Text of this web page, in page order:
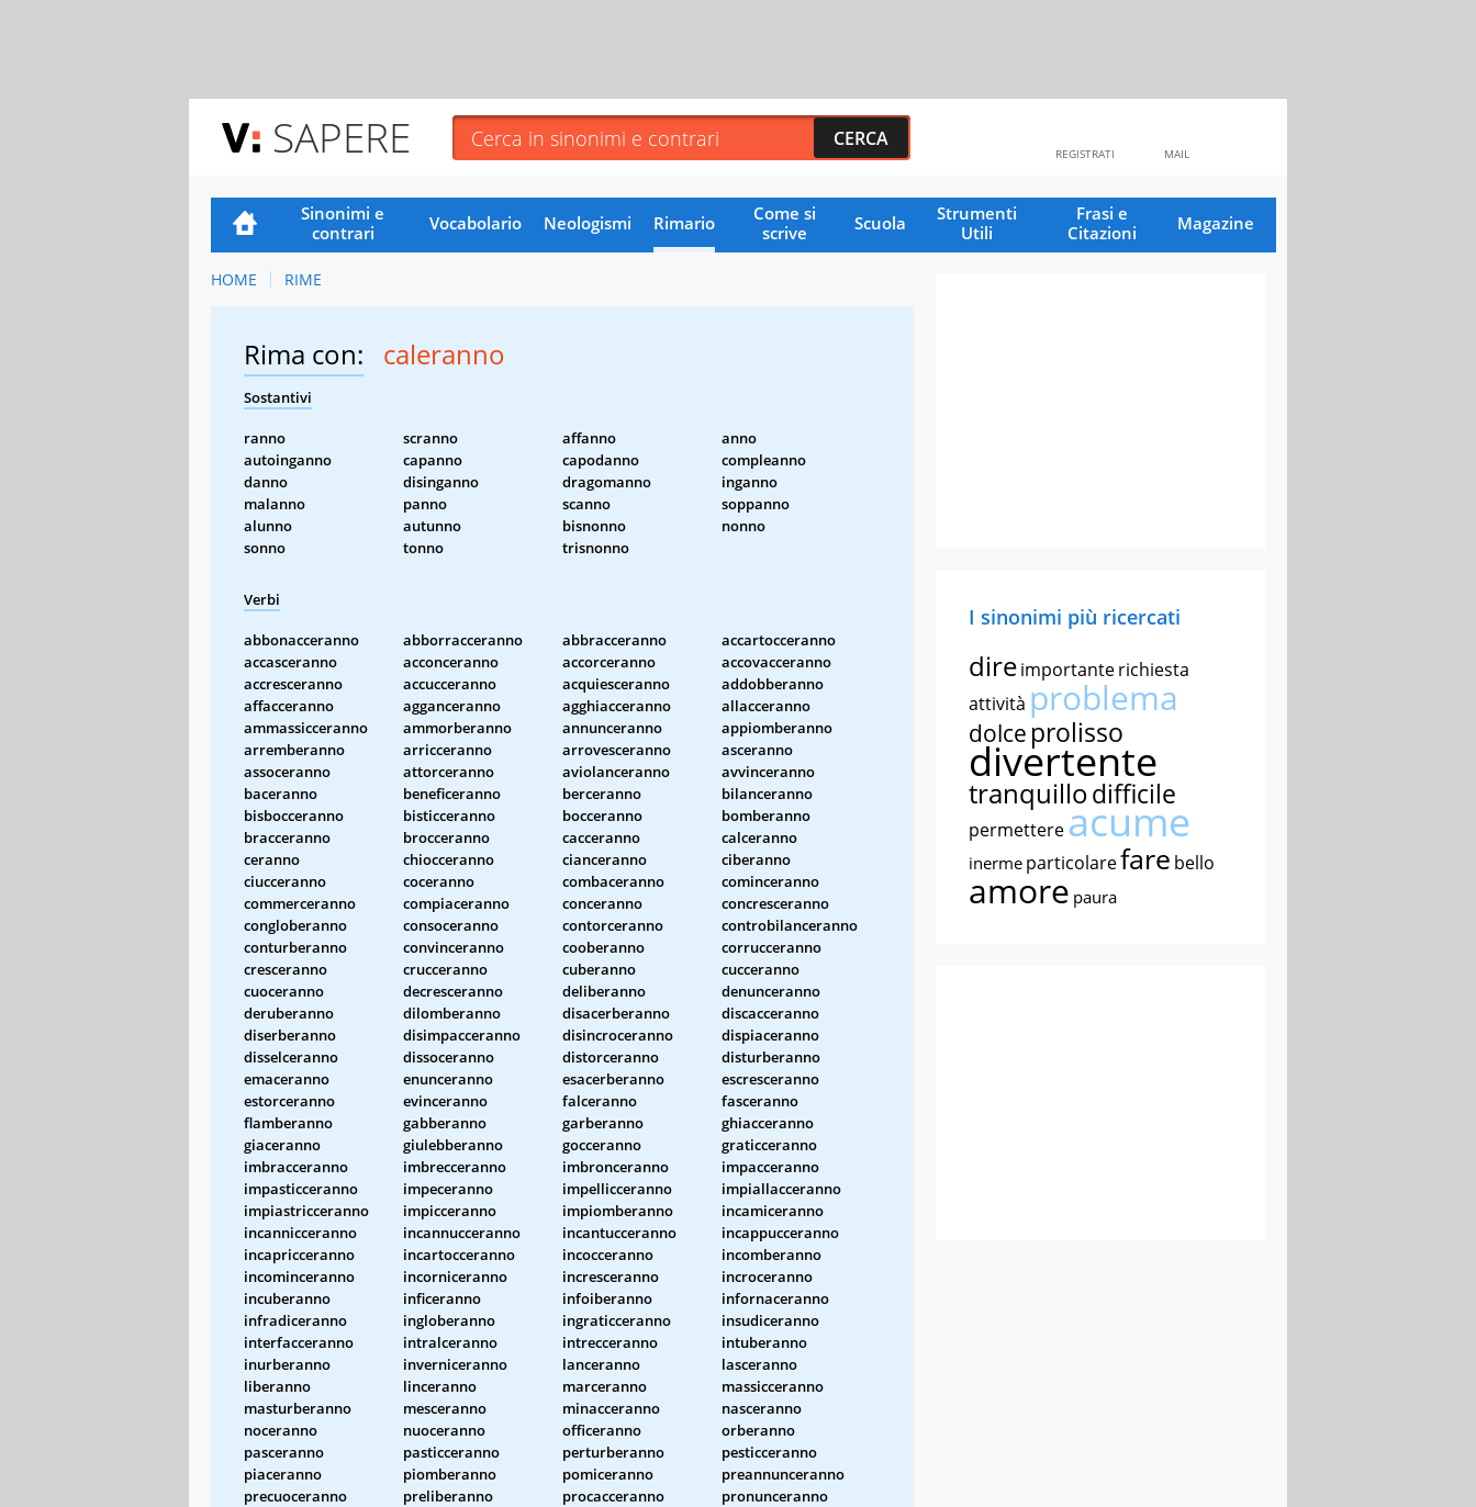
SAPERE MAIL
REGISTRATI
Sinonimi e
contrari
Vocabolario Neologismi Rimario
Come si
scrive
Scuola
Strumenti
Utili
Frasi e
Citazioni
Magazine
HOME RIME
Rima con: caleranno
Sostantivi
ranno scranno affanno
anno
autoinganno
capanno capodanno
compleanno
danno
disinganno dragomanno
inganno
malanno
panno scanno
soppanno
alunno
autunno bisnonno
nonno
sonno
tonno trisnonno
Verbi
abbonacceranno abborracceranno abbracceranno
accartocceranno
accasceranno
acconceranno accorceranno
accovacceranno
accresceranno
accucceranno acquiesceranno
addobberanno
affacceranno
agganceranno agghiacceranno
allacceranno
ammassicceranno
ammorberanno annunceranno
appiomberanno
arremberanno
arricceranno arrovesceranno
asceranno
assoceranno
attorceranno aviolanceranno
avvinceranno
baceranno
beneficeranno berceranno
bilanceranno
bisbocceranno
bisticceranno bocceranno
bomberanno
bracceranno
brocceranno cacceranno
calceranno
ceranno
chiocceranno cianceranno
ciberanno
ciucceranno
coceranno combaceranno
cominceranno
commerceranno
compiaceranno conceranno
concresceranno
congloberanno
consoceranno contorceranno
controbilanceranno
conturberanno
convinceranno cooberanno
corrucceranno
cresceranno
crucceranno cuberanno
cucceranno
cuoceranno
decresceranno deliberanno
denunceranno
deruberanno
dilomberanno disacerberanno
discacceranno
diserberanno
disimpacceranno disincroceranno
dispiaceranno
disselceranno
dissoceranno distorceranno
disturberanno
emaceranno
enunceranno esacerberanno
escresceranno
estorceranno
evinceranno falceranno
fasceranno
flamberanno
gabberanno garberanno
ghiacceranno
giaceranno
giulebberanno gocceranno
graticceranno
imbracceranno
imbrecceranno imbronceranno
impacceranno
impasticceranno
impeceranno impellicceranno
impiallacceranno
impiastricceranno
impicceranno impiomberanno
incamiceranno
incannicceranno
incannucceranno incantucceranno
incappucceranno
incapricceranno
incartocceranno incocceranno
incomberanno
incominceranno
incorniceranno incresceranno
incroceranno
incuberanno
inficeranno infoiberanno
infornaceranno
infradiceranno
ingloberanno ingraticceranno
insudiceranno
interfacceranno
intralceranno intrecceranno
intuberanno
inurberanno
inverniceranno lanceranno
lasceranno
liberanno
linceranno marceranno
massicceranno
masturberanno
mesceranno minacceranno
nasceranno
noceranno
nuoceranno officeranno
orberanno
pasceranno
pasticceranno perturberanno
pesticceranno
piaceranno
piomberanno pomiceranno
preannunceranno
precuoceranno
preliberanno procacceranno
pronunceranno
I sinonimi più ricercati
direimportanterichiesta
attività problema
dolce prolisso
divertente
tranquillodifficile
permettereacume
inerme particolarefare bello
amore paura